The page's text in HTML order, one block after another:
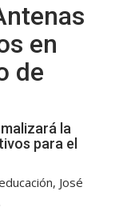
en
de
la
para el
José